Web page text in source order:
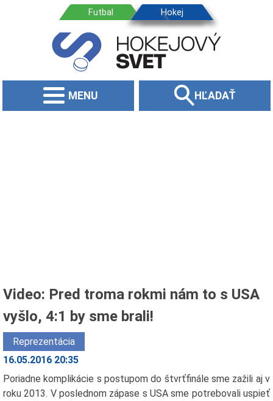
MENU HĽADAŤ
Video: Pred troma rokmi nám to s USA
vyšlo, 4:1 by sme brali!
Reprezentácia
16.05.2016 20:35
Poriadne komplikácie s postupom do štvrťfinále sme zažili aj v
roku 2013. V poslednom zápase s USA sme potrebovali uspieť